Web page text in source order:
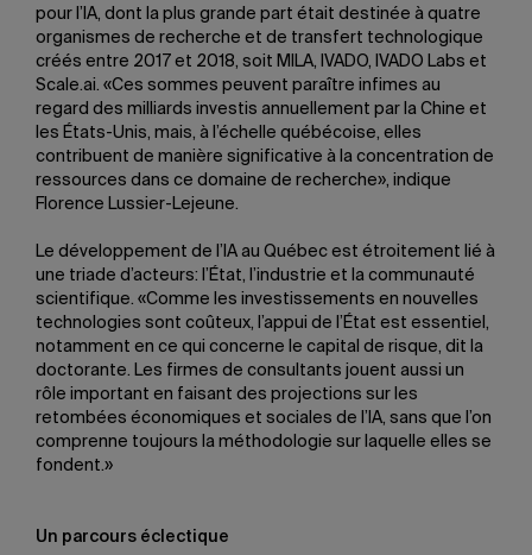
pour l’IA, dont la plus grande part était destinée à quatre
organismes de recherche et de transfert technologique
créés entre 2017 et 2018, soit MILA, IVADO, IVADO Labs et
Scale.ai. «Ces sommes peuvent paraître infimes au
regard des milliards investis annuellement par la Chine et
les États-Unis, mais, à l’échelle québécoise, elles
contribuent de manière significative à la concentration de
ressources dans ce domaine de recherche», indique
Florence Lussier-Lejeune.
Le développement de l’IA au Québec est étroitement lié à
une triade d’acteurs: l’État, l’industrie et la communauté
scientifique. «Comme les investissements en nouvelles
technologies sont coûteux, l’appui de l’État est essentiel,
notamment en ce qui concerne le capital de risque, dit la
doctorante. Les firmes de consultants jouent aussi un
rôle important en faisant des projections sur les
retombées économiques et sociales de l’IA, sans que l’on
comprenne toujours la méthodologie sur laquelle elles se
fondent.»
Un parcours éclectique